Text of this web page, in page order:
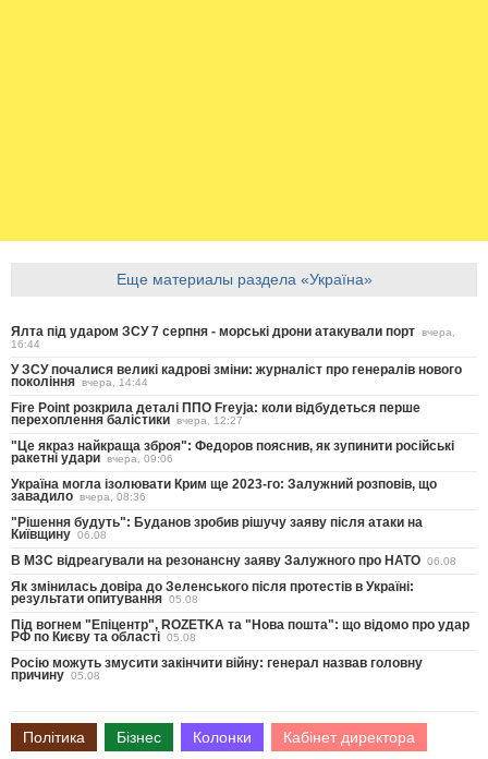
Еще материалы раздела «Україна»
Ялта під ударом ЗСУ 7 серпня - морські дрони атакували порт вчера,
16:44
У ЗСУ почалися великі кадрові зміни: журналіст про генералів нового
покоління вчера, 14:44
Fire Point розкрила деталі ППО Freyja: коли відбудеться перше
перехоплення балістики вчера, 12:27
"Це якраз найкраща зброя": Федоров пояснив, як зупинити російські
ракетні удари вчера, 09:06
Україна могла ізолювати Крим ще 2023-го: Залужний розповів, що
завадило вчера, 08:36
"Рішення будуть": Буданов зробив рішучу заяву після атаки на
Київщину 06.08
В МЗС відреагували на резонансну заяву Залужного про НАТО 06.08
Як змінилась довіра до Зеленського після протестів в Україні:
результати опитування 05.08
Під вогнем "Епіцентр", ROZETKA та "Нова пошта": що відомо про удар
РФ по Києву та області 05.08
Росію можуть змусити закінчити війну: генерал назвав головну
причину 05.08
Політика Бізнес Колонки Кабінет директора